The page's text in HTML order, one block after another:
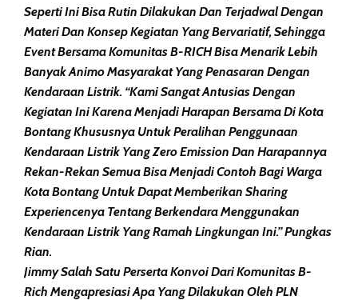
Seperti Ini Bisa Rutin Dilakukan Dan Terjadwal Dengan
Materi Dan Konsep Kegiatan Yang Bervariatif, Sehingga
Event Bersama Komunitas B-RICH Bisa Menarik Lebih
Banyak Animo Masyarakat Yang Penasaran Dengan
Kendaraan Listrik. “Kami Sangat Antusias Dengan
Kegiatan Ini Karena Menjadi Harapan Bersama Di Kota
Bontang Khususnya Untuk Peralihan Penggunaan
Kendaraan Listrik Yang Zero Emission Dan Harapannya
Rekan-Rekan Semua Bisa Menjadi Contoh Bagi Warga
Kota Bontang Untuk Dapat Memberikan Sharing
Experiencenya Tentang Berkendara Menggunakan
Kendaraan Listrik Yang Ramah Lingkungan Ini.” Pungkas
Rian.
Jimmy Salah Satu Perserta Konvoi Dari Komunitas B-
Rich Mengapresiasi Apa Yang Dilakukan Oleh PLN